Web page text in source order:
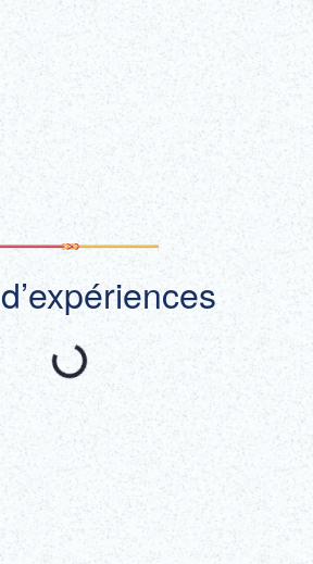
(lien externe)
Afficher tout